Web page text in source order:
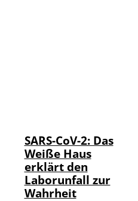
SARS-CoV-2: Das
Weiße Haus
erklärt den
Laborunfall zur
Wahrheit